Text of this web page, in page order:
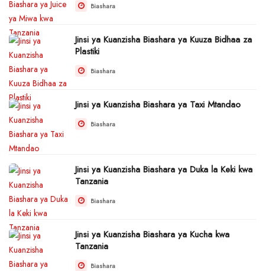
Biashara
Jinsi ya Kuanzisha Biashara ya Kuuza Bidhaa za
Plastiki
Biashara
Jinsi ya Kuanzisha Biashara ya Taxi Mtandao
Biashara
Jinsi ya Kuanzisha Biashara ya Duka la Keki kwa
Tanzania
Biashara
Jinsi ya Kuanzisha Biashara ya Kucha kwa
Tanzania
Biashara